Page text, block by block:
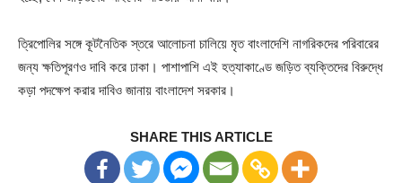
ত্রিপোলির সঙ্গে কূটনৈতিক স্তরে আলোচনা চালিয়ে মৃত বাংলাদেশি নাগরিকদের পরিবারের
জন্য ক্ষতিপূরণও দাবি করে ঢাকা। পাশাপাশি এই হত্যাকাণ্ডে জড়িত ব্যক্তিদের বিরুদ্ধে
কড়া পদক্ষেপ করার দাবিও জানায় বাংলাদেশ সরকার।
SHARE THIS ARTICLE